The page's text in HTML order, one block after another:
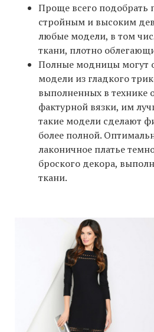
Проще всего подобрать
стройным и высоким
любые модели, в том
ткани, плотно
Полные модницы могут
модели из гладкого
выполненных в технике
фактурной вязки, им
такие модели сделают
более полной.
лаконичное платье
броского декора,
ткани.